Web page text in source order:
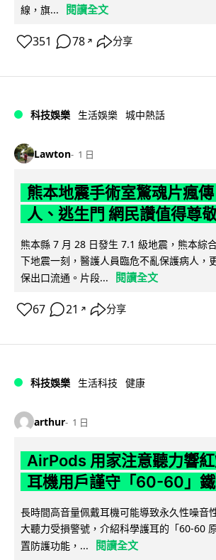
線，旗... 閱讀全文
351 78 ↗ 分享
科技娛樂 生活娛樂 城中熱話
Lawton 1 日
熊本地震手術室驚魂片瘋
人、逃生門 網民讚值得尊
熊本縣 7 月 28 日發生 7.1 級地震，熊本綜
下地震一刻，醫護人員臨危不亂保護病人，
保出口流通。片段...
閱讀全文
67 21 ↗ 分享
科技娛樂 生活科技 健康
arthur 1 日
AirPods 用家注意聽力響
耳機用戶謹守「60-60」
長時間高音量佩戴耳機可能導致永久性噪音
大聽力受損警號，介紹科學護耳的「60-60
置防護功能，...
閱讀全文